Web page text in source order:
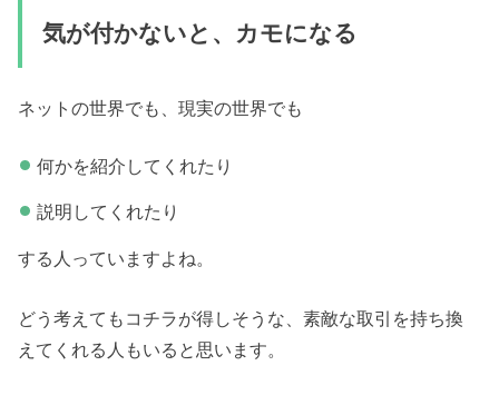
気が付かないと、カモになる
ネットの世界でも、現実の世界でも
何かを紹介してくれたり
説明してくれたり
する人っていますよね。
どう考えてもコチラが得しそうな、素敵な取引を持ち換
えてくれる人もいると思います。